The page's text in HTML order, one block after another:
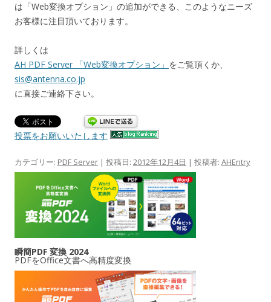
は「Web変換オプション」の追加ができる、このようなニーズ
お客様に注目頂いております。
詳しくは
AH PDF Server 「Web変換オプション」 をご覧頂くか、
sis@antenna.co.jp
に直接ご連絡下さい。
投票をお願いいたします
カテゴリー: PDF Server | 投稿日: 2012年12月4日 | 投稿者: AHEntry
瞬簡PDF 変換 2024
PDFをOffice文書へ高精度変換